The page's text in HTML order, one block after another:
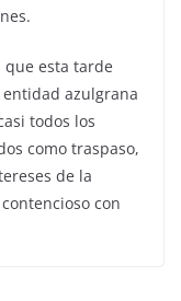
esta tarde
azulgrana
todos los
como traspaso,
de la
con